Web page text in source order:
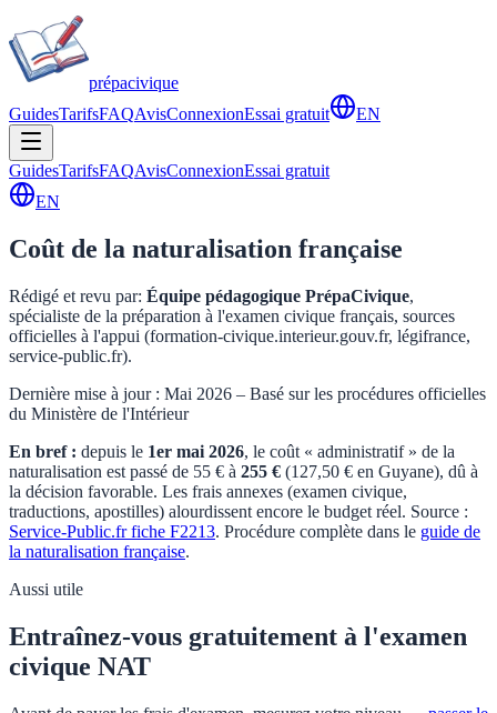
prépacivique
GuidesTarifsFAQAvisConnexionEssai gratuit EN
GuidesTarifsFAQAvisConnexionEssai gratuit
EN
Coût de la naturalisation française
Rédigé et revu par: Équipe pédagogique PrépaCivique,
spécialiste de la préparation à l'examen civique français, sources
officielles à l'appui (formation-civique.interieur.gouv.fr, légifrance,
service-public.fr).
Dernière mise à jour : Mai 2026 – Basé sur les procédures officielles
du Ministère de l'Intérieur
En bref : depuis le 1er mai 2026, le coût « administratif » de la
naturalisation est passé de 55 € à 255 € (127,50 € en Guyane), dû à
la décision favorable. Les frais annexes (examen civique,
traductions, apostilles) alourdissent encore le budget réel. Source :
Service-Public.fr fiche F2213. Procédure complète dans le guide de
la naturalisation française.
Aussi utile
Entraînez-vous gratuitement à l'examen
civique NAT